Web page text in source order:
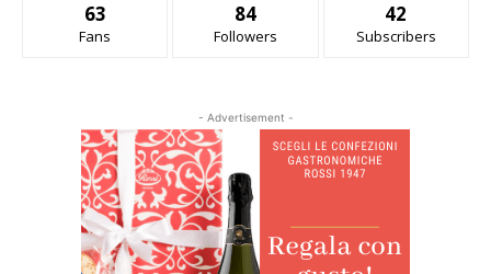
63
Fans
84
Followers
42
Subscribers
- Advertisement -